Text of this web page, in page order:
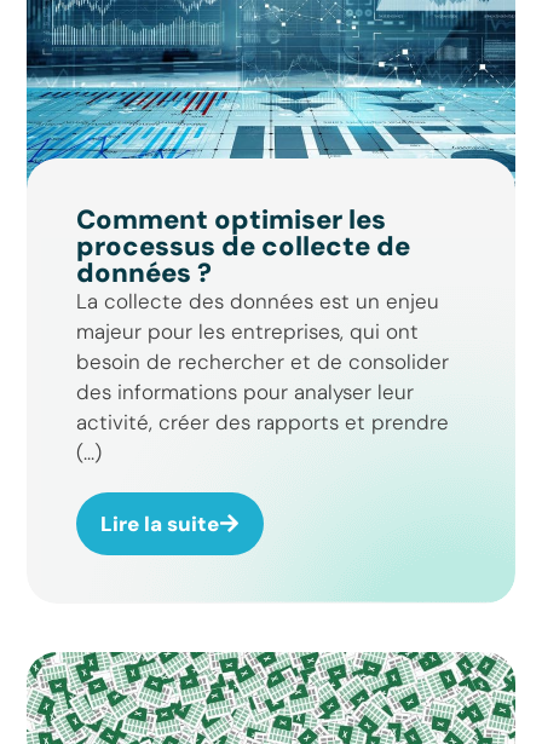
Comment optimiser les
processus de collecte de
données ?
La collecte des données est un enjeu
majeur pour les entreprises, qui ont
besoin de rechercher et de consolider
des informations pour analyser leur
activité, créer des rapports et prendre
(...)
Lire la suite